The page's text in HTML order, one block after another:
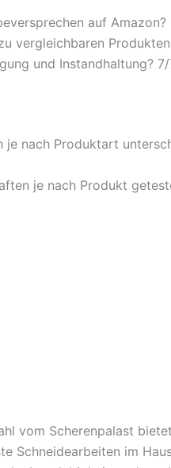
auf
vergleichbaren
und Instandhaltung? 7/
nach Produktart
je nach Produkt
vom Scherenpalast
Schneidearbeiten im